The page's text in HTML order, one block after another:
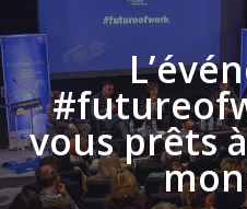
L’OBSERVATOIRE
Qui sommes-nous ?
Missions
#FUTUREOFWORK
vous prêts